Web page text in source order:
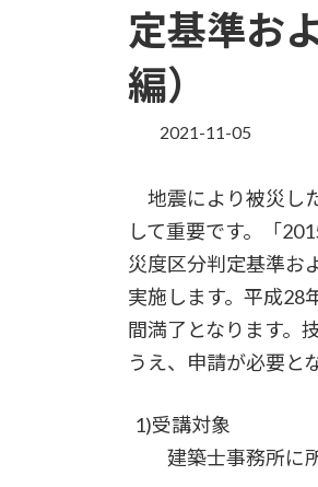
定基準お
編）
2021-11-05
地震により被災し
して重要です。「
災度区分判定基準お
実施します。平成28
間満了となります。
うえ、申請が必要と
1)受講対象
建築士事務所に所